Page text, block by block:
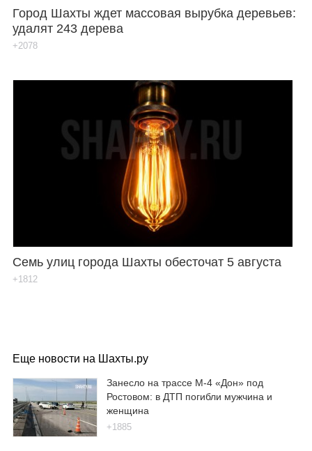
Город Шахты ждет массовая вырубка деревьев:
удалят 243 дерева
+2078
Семь улиц города Шахты обесточат 5 августа
+1812
Еще новости на Шахты.ру
Занесло на трассе М-4 «Дон» под
Ростовом: в ДТП погибли мужчина и
женщина
+1885